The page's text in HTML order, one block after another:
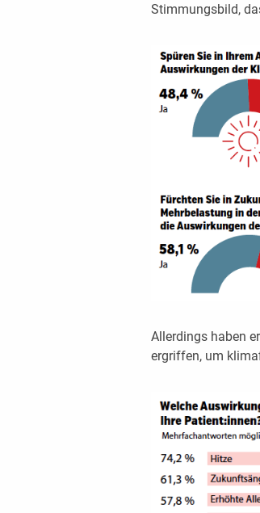
Stimmungsbild,
Allerdings haben
ergriffen, um